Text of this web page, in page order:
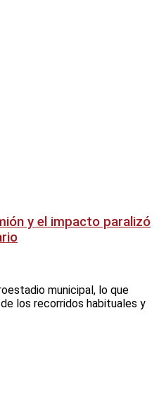
y el impacto paralizó
municipal, lo que
los recorridos habituales y